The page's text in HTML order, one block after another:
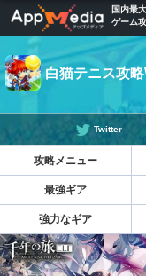
国内最
ゲーム
Twitter
白猫テニス攻
攻略メニュー
最強ギア
強力なギア